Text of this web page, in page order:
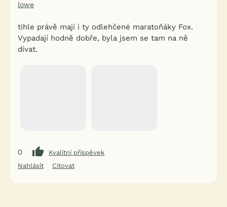
lowe
tihle právě mají i ty odlehčené maratoňáky Fox.
Vypadají hodně dobře, byla jsem se tam na ně
dívat.
0
Kvalitní příspěvek
Nahlásit
Citovat